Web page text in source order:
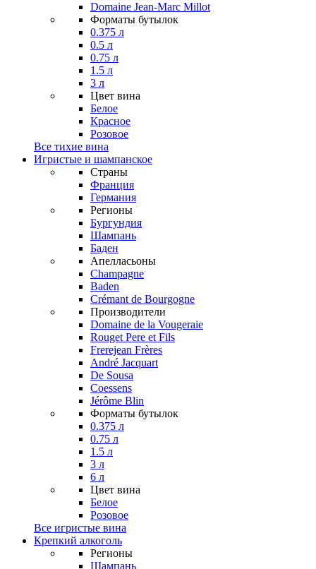
Domaine Jean-Marc Millot
Форматы бутылок
0.375 л
0.5 л
0.75 л
1.5 л
3 л
Цвет вина
Белое
Красное
Розовое
Все тихие вина
Игристые и шампанское
Страны
Франция
Германия
Регионы
Бургундия
Шампань
Баден
Апелласьоны
Champagne
Baden
Crémant de Bourgogne
Производители
Domaine de la Vougeraie
Rouget Pere et Fils
Frerejean Frères
André Jacquart
De Sousa
Coessens
Jérôme Blin
Форматы бутылок
0.375 л
0.75 л
1.5 л
3 л
6 л
Цвет вина
Белое
Розовое
Все игристые вина
Крепкий алкоголь
Регионы
Шампань